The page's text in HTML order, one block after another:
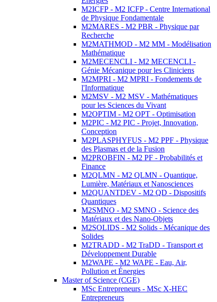
M2ICFP - M2 ICFP - Centre International
de Physique Fondamentale
M2MARES - M2 PBR - Physique par
Recherche
M2MATHMOD - M2 MM - Modélisation
Mathématique
M2MECENCLI - M2 MECENCLI -
Génie Mécanique pour les Cliniciens
M2MPRI - M2 MPRI - Fondements de
l'Informatique
M2MSV - M2 MSV - Mathématiques
pour les Sciences du Vivant
M2OPTIM - M2 OPT - Optimisation
M2PIC - M2 PIC - Projet, Innovation,
Conception
M2PLASPHYFUS - M2 PPF - Physique
des Plasmas et de la Fusion
M2PROBFIN - M2 PF - Probabilités et
Finance
M2QLMN - M2 QLMN - Quantique,
Lumière, Matériaux et Nanosciences
M2QUANTDEV - M2 QD - Dispositifs
Quantiques
M2SMNO - M2 SMNO - Science des
Matériaux et des Nano-Objets
M2SOLIDS - M2 Solids - Mécanique des
Solides
M2TRADD - M2 TraDD - Transport et
Développement Durable
M2WAPE - M2 WAPE - Eau, Air,
Pollution et Énergies
Master of Science (CGE)
MSc Entrepreneurs - MSc X-HEC
Entrepreneurs